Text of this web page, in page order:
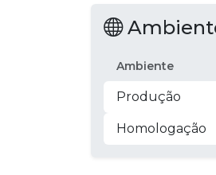
Ambiente
Produção
Homologação